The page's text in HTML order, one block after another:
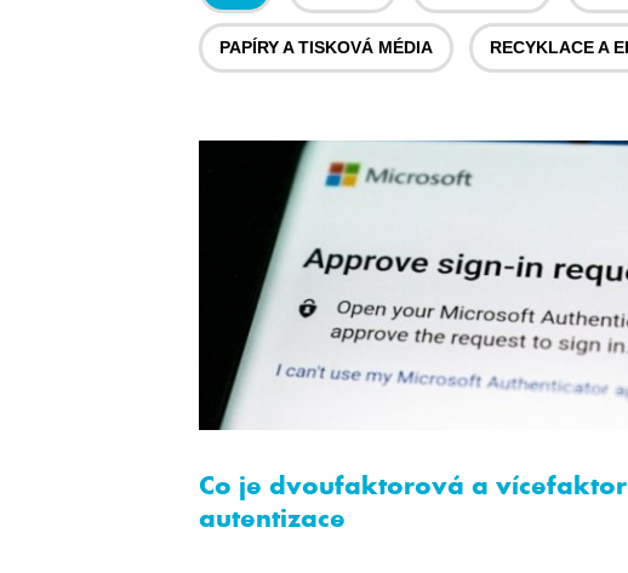
PAPÍRY A TISKOVÁ MÉDIA RECYKLACE A
Co je dvoufaktorová a
autentizace